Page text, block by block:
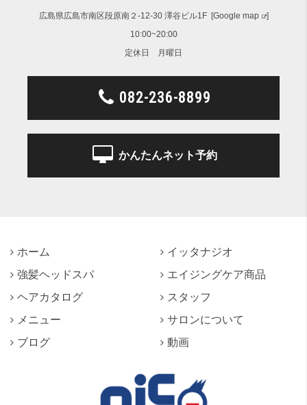
広島県広島市南区段原南２-12-30 澤谷ビル1F [Google map
]
10:00~20:00
定休日 月曜日
082-236-8899
かんたんネット予約
ホーム
イッタナジオ
強髪ヘッドスパ
エイジングケア商品
ヘアカタログ
スタッフ
メニュー
サロンについて
ブログ
動画